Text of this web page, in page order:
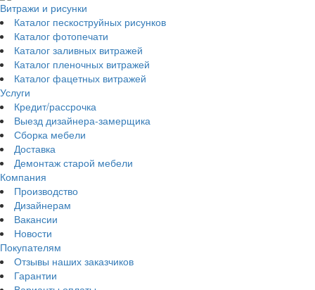
Витражи и рисунки
Каталог пескоструйных рисунков
Каталог фотопечати
Каталог заливных витражей
Каталог пленочных витражей
Каталог фацетных витражей
Услуги
Кредит/рассрочка
Выезд дизайнера-замерщика
Сборка мебели
Доставка
Демонтаж старой мебели
Компания
Производство
Дизайнерам
Вакансии
Новости
Покупателям
Отзывы наших заказчиков
Гарантии